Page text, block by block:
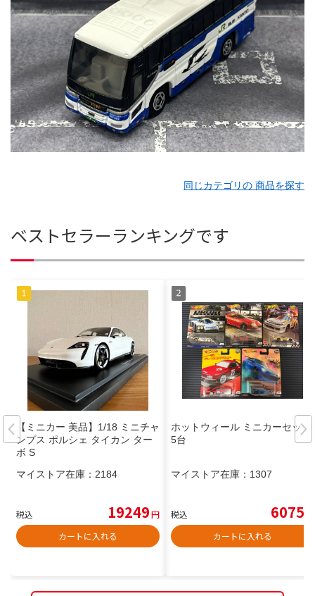
同じカテゴリの 商品を探す
ベストセラーランキングです
【ミニカー 美品】1/18 ミニチャ
ンプス ポルシェ タイカン ター
ボ S
マイストア在庫： 2184
税込 19249円
カートに入れる
ホットウィール ミニカーセット
5台
マイストア在庫： 1307
税込 6075
カートに入れる